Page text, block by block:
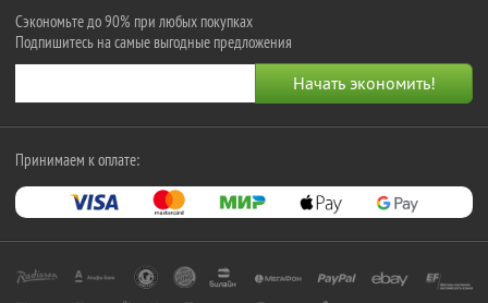
Сэкономьте до 90% при любых покупках
Подпишитесь на самые выгодные предложения
Принимаем к оплате: